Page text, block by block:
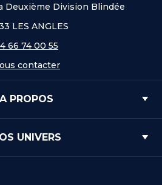
Deuxième Division Blindée
LES ANGLES
66 74 00 55
contacter
A PROPOS
UNIVERS